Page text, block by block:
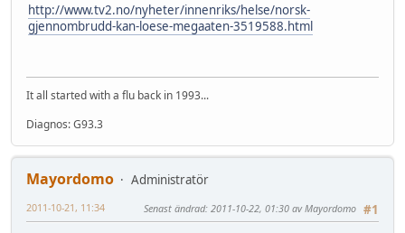
http://www.tv2.no/nyheter/innenriks/helse/norsk-
gjennombrudd-kan-loese-megaaten-3519588.html
It all started with a flu back in 1993...
Diagnos: G93.3
Mayordomo
Administratör
#1
2011-10-21, 11:34 Senast ändrad: 2011-10-22, 01:30 av Mayordomo